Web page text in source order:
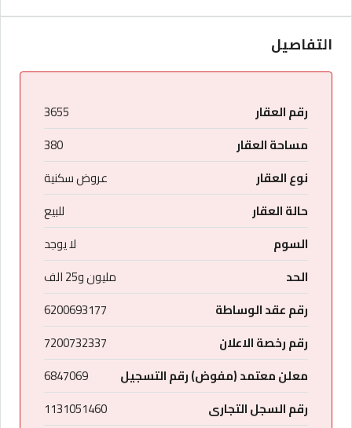
التفاصيل
رقم العقار
3655
مساحة العقار
380
نوع العقار
عروض سكنية
حالة العقار
للبيع
السوم
لا يوجد
الحد
مليون و25 الف
رقم عقد الوساطة
6200693177
رقم رخصة الاعلان
7200732337
معلن معتمد (مفوض) رقم التسجيل
6847069
رقم السجل التجارى
1131051460